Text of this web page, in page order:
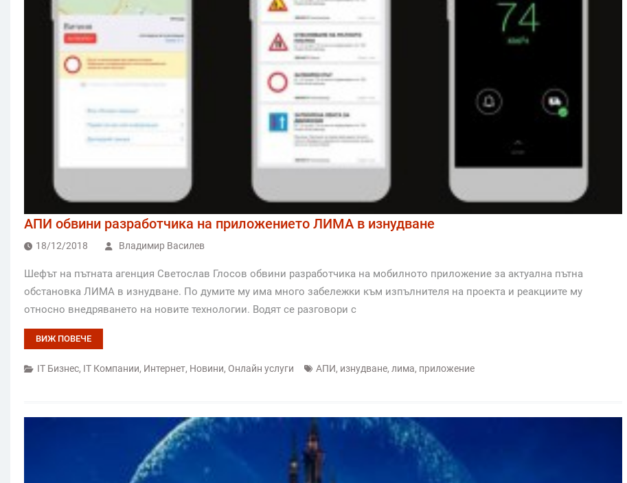
АПИ обвини разработчика на приложението ЛИМА в изнудване
18/12/2018 Владимир Василев
Шефът на пътната агенция Светослав Глосов обвини разработчика на мобилното приложение за актуална пътна
обстановка ЛИМА в изнудване. По думите му има много забележки към изпълнителя на проекта и реакциите му
относно внедряването на новите технологии. Водят се разговори с
ВИЖ ПОВЕЧЕ
IT Бизнес, IT Компании, Интернет, Новини, Онлайн услуги АПИ, изнудване, лима, приложение